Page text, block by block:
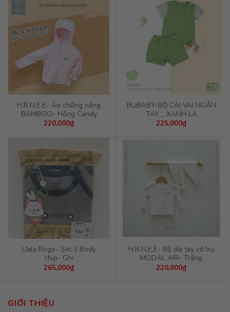
H.R.N.E.E- Áo chống nắng
BAMBOO- Hồng Candy
220,000₫
BUBABY-BỘ CÀI VAI NGẮN
TAY _ XANH LÁ
225,000₫
Uala Rogo- Set 2 Body
chip- Ghi
265,000₫
H.R.N.E.E- Bộ dài tay cổ trụ
MODAL AIR- Trắng
220,000₫
GIỚI THIỆU